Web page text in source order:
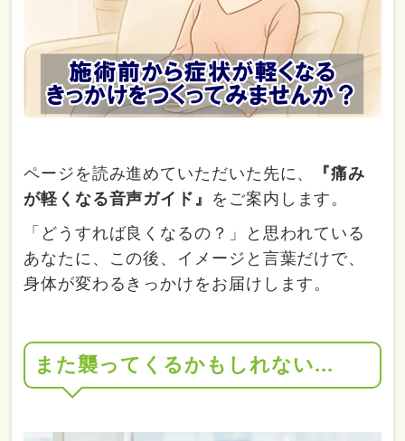
ページを読み進めていただいた先に、
『痛み
が軽くなる音声ガイド』 をご案内します。
「どうすれば良くなるの？」と思われている
あなたに、この後、イメージと言葉だけで、
身体が変わるきっかけをお届けします。
また襲ってくるかもしれない...